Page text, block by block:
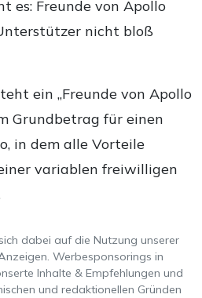
es: Freunde von Apollo
nicht bloß
ein „Freunde von Apollo
Grundbetrag für einen
in dem alle Vorteile
variablen freiwilligen
dabei auf die Nutzung unserer
Werbesponsorings in
Inhalte & Empfehlungen und
und redaktionellen Gründen